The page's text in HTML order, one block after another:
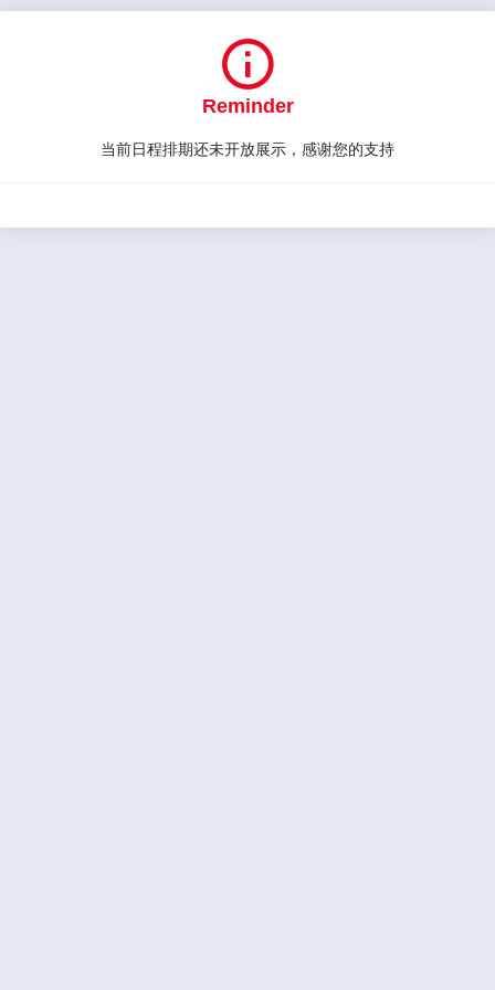

Reminder
当前日程排期还未开放展示，感谢您的支持